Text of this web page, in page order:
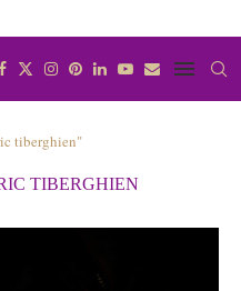
tiberghien"
TIBERGHIEN